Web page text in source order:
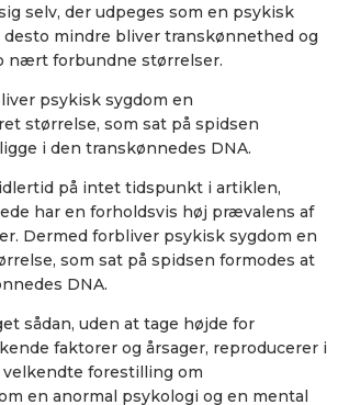
selv, der udpeges som en psykisk
desto mindre bliver transkønnethed og
nært forbundne størrelser.
psykisk sygdom en
størrelse, som sat på spidsen
i den transkønnedes DNA.
på intet tidspunkt i artiklen,
har en forholdsvis høj prævalens af
Dermed forbliver psykisk sygdom en
som sat på spidsen formodes at
DNA.
sådan, uden at tage højde for
faktorer og årsager, reproducerer i
forestilling om
en anormal psykologi og en mental